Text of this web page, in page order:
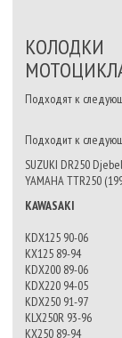
КОЛОДКИ
МОТОЦИКЛА
Подходят к
Подходит к
SUZUKI DR250
YAMAHA TTR250
KAWASAKI
KDX125 90-06
KX125 89-94
KDX200 89-06
KDX220 94-05
KDX250 91-97
KLX250R 93-96
KX250 89-94